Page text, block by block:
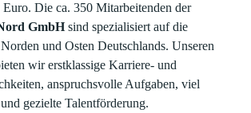
Die ca. 350 Mitarbeitenden der
GmbHsind spezialisiert auf die
und Osten Deutschlands. Unseren
wir erstklassige Karriere- und
anspruchsvolle Aufgaben, viel
gezielte Talentförderung.